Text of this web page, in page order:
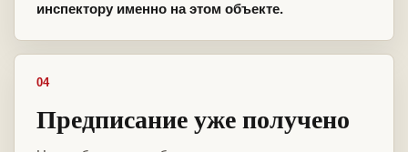
инспектору именно на этом объекте.
04
Предписание уже получено